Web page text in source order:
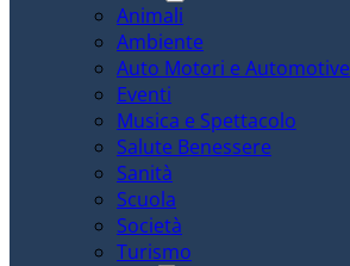
Animali
Ambiente
Auto Motori e Automotive
Eventi
Musica e Spettacolo
Salute Benessere
Sanità
Scuola
Società
Turismo